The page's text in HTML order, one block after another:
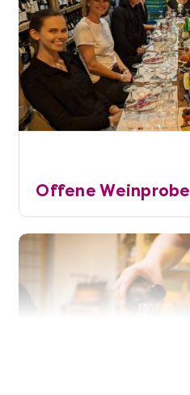
Offene Weinprobe